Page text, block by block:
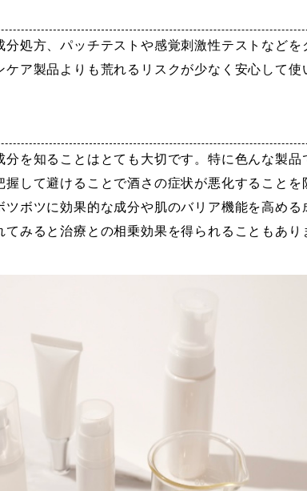
処方、パッチテストや感覚刺激性テストなどを
ア製品よりも荒れるリスクが少なく安心して使
を知ることはとても大切です。特に色んな製品
握して避けることで酒さの症状が悪化することを
ボツに効果的な成分や肌のバリア機能を高める
みると治療との相乗効果を得られることもあり